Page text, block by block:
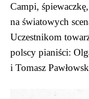
Campi,
na światowych
Uczestnikom
polscy pianiści:
i Tomasz